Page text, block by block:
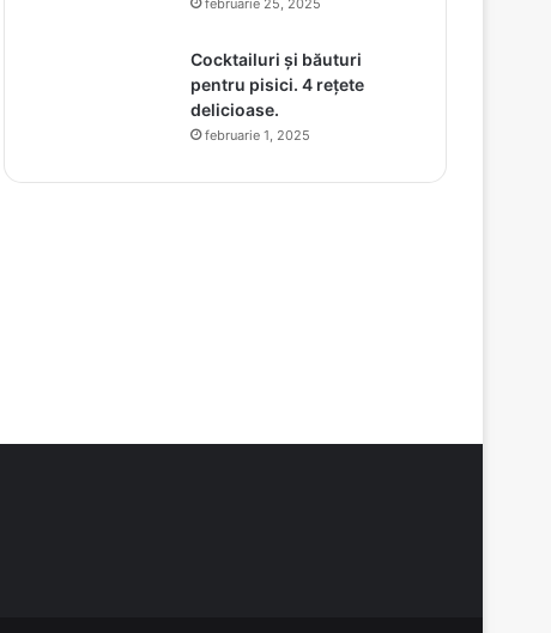
februarie 25, 2025
Cocktailuri și băuturi
pentru pisici. 4 rețete
delicioase.
februarie 1, 2025